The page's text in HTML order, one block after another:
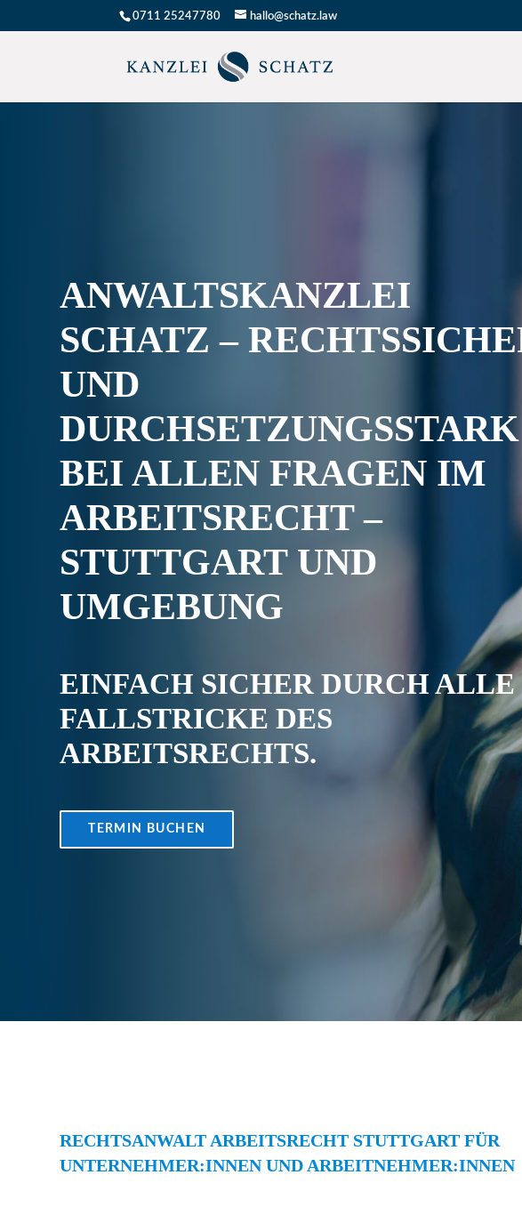
0711 25247780 hallo@schatz.law
ANWALTSKANZLEI
SCHATZ –
UND
DURCHSETZUNGSSTARK
BEI ALLEN FRAGEN IM
ARBEITSRECHT –
STUTTGART UND
UMGEBUNG
EINFACH SICHER DURCH ALLE
FALLSTRICKE DES
ARBEITSRECHTS.
TERMIN BUCHEN
RECHTSANWALT ARBEITSRECHT STUTTGART FÜR
UNTERNEHMER:INNEN UND ARBEITNEHMER:INNEN